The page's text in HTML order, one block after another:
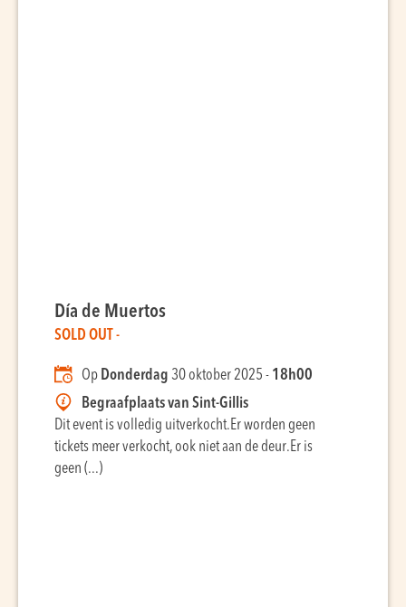
Día de Muertos
SOLD OUT -
Op Donderdag 30 oktober 2025 - 18h00
Begraafplaats van Sint-Gillis
Dit event is volledig uitverkocht.Er worden geen
tickets meer verkocht, ook niet aan de deur.Er is
geen (...)